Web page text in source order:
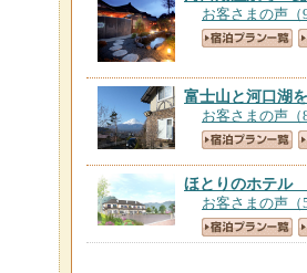
お客さまの声（
富士山と河口湖
お客さまの声（
ほとりのホテル
お客さまの声（
ＡＬＢＥＲＧ